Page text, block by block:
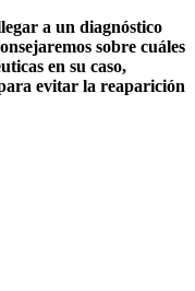
a un diagnóstico
sobre cuáles
en su caso,
evitar la reaparición